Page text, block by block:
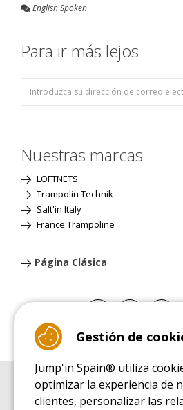
English Spoken
Para ir más lejos
Nuestras marcas
LOFTNETS
Trampolin Technik
Salt'in Italy
France Trampoline
Página Clásica
GUÍA DE COMPRA
Guía de compra para las camas elásticas
Gestión de
Jump'in Spain® utiliza
optimizar la experiencia de
clientes, personalizar las